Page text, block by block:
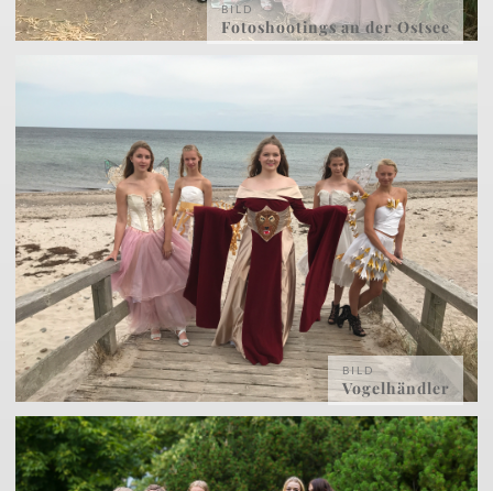
BILD
Fotoshootings an der Ostsee
BILD
Vogelhändler